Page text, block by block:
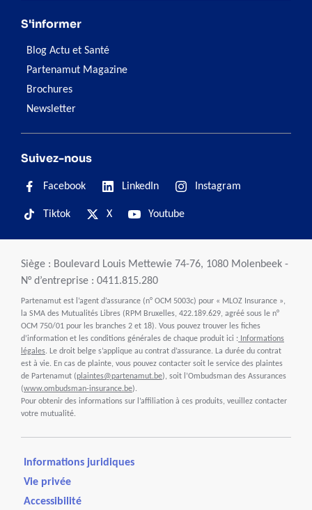
S'informer
Blog Actu et Santé
Partenamut Magazine
Brochures
Newsletter
Suivez-nous
Facebook LinkedIn Instagram
Tiktok X Youtube
Siège : Boulevard Louis Mettewie 74-76, 1080 Molenbeek -
N° d’entreprise : 0411.815.280
Partenamut est l’agent d’assurance (n° OCM 5003c) pour « MLOZ Insurance »,
la SMA des Mutualités Libres (RPM Bruxelles, 422.189.629, agréé sous le n°
OCM 750/01 pour les branches 2 et 18). Vous pouvez trouver les fiches
d’information et les conditions générales de chaque produit ici : Informations
légales. Le droit belge s’applique au contrat d’assurance. La durée du contrat
est à vie. En cas de plainte, vous pouvez contacter soit le service des plaintes
de Partenamut (plaintes@partenamut.be), soit l’Ombudsman des Assurances
(www.ombudsman-insurance.be).
Pour obtenir des informations sur l’affiliation à ces produits, veuillez contacter
votre mutualité.
Informations juridiques
Vie privée
Accessibilité